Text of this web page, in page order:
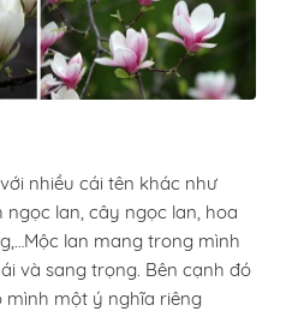
nhiều cái tên khác như
lan, cây ngọc lan, hoa
lan mang trong mình
và sang trọng. Bên cạnh đó
một ý nghĩa riêng